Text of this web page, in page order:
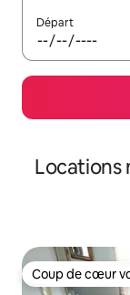
Départ
Locations
Coup de cœur
Coup de cœur